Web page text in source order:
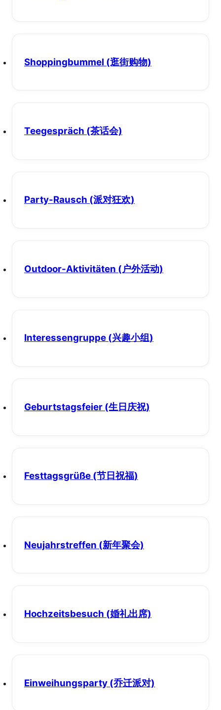
Shoppingbummel (逛街购物)
Teegespräch (茶话会)
Party-Rausch (派对狂欢)
Outdoor-Aktivitäten (户外活动)
Interessengruppe (兴趣小组)
Geburtstagsfeier (生日庆祝)
Festtagsgrüße (节日祝福)
Neujahrstreffen (新年聚会)
Hochzeitsbesuch (婚礼出席)
Einweihungsparty (乔迁派对)